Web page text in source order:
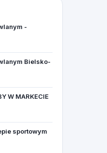
-
Bielsko-
W MARKECIE
sportowym